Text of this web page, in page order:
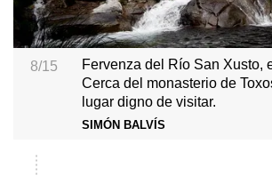
8/15
Fervenza del Río San Xusto,
Cerca del monasterio de
lugar digno de visitar.
SIMÓN BALVÍS